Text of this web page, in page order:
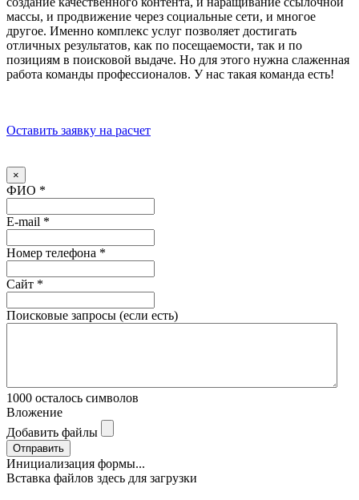
массы, и продвижение через социальные сети, и многое
другое. Именно комплекс услуг позволяет достигать
отличных результатов, как по посещаемости, так и по
позициям в поисковой выдаче. Но для этого нужна слаженная
работа команды профессионалов. У нас такая команда есть!
Оставить заявку на расчет
×
ФИО *
E-mail *
Номер телефона *
Сайт *
Поисковые запросы (если есть)
1000 осталось символов
Вложение
Добавить файлы
Отправить
Инициализация формы...
Вставка файлов здесь для загрузки